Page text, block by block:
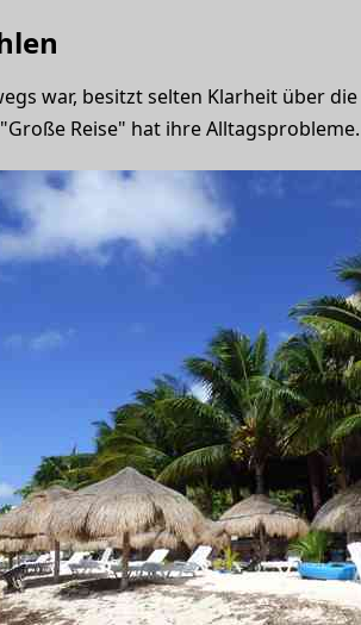
war, besitzt selten Klarheit über
Reise" hat ihre Alltagsprobleme.